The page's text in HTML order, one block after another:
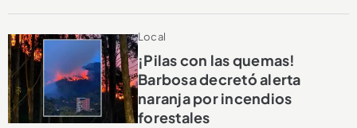
Local
¡Pilas con las quemas!
Barbosa decretó alerta
naranja por incendios
forestales